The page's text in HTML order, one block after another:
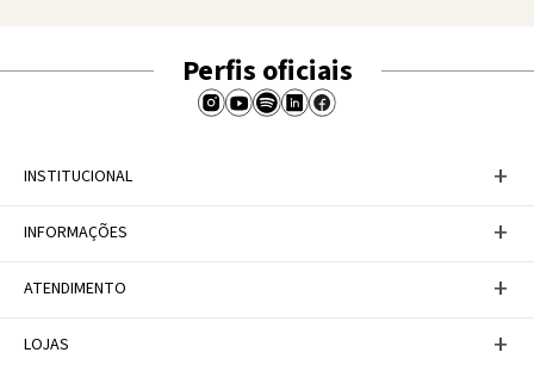
Perfis oficiais
INSTITUCIONAL +
A Marca
Trabalhe conosco
INFORMAÇÕES +
Política de Privacidade
Tabela de Medidas
ATENDIMENTO +
Personal Shopper
LOJAS +